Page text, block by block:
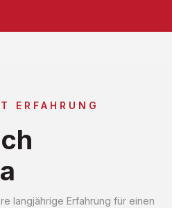
ERFAHRUNG
langjährige Erfahrung für einen